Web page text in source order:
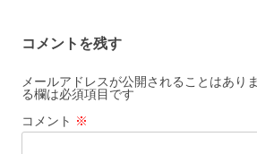
ー
シ
ョ
ン
コメントを残す
メールアドレスが公開されることはありま
る欄は必須項目です
コメント ※